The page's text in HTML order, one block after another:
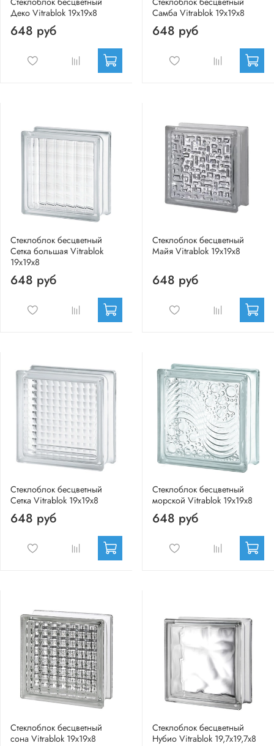
Деко Vitrablok 19х19х8
648 руб
Самба Vitrablok 19х19х8
648 руб
Стеклоблок бесцветный
Сетка большая Vitrablok
19х19х8
648 руб
Стеклоблок бесцветный
Майя Vitrablok 19х19х8
648 руб
Стеклоблок бесцветный
Сетка Vitrablok 19х19х8
648 руб
Стеклоблок бесцветный
морской Vitrablok 19х19х8
648 руб
Стеклоблок бесцветный
сона Vitrablok 19х19х8
Стеклоблок бесцветный
Нубио Vitrablok 19,7x19,7x8